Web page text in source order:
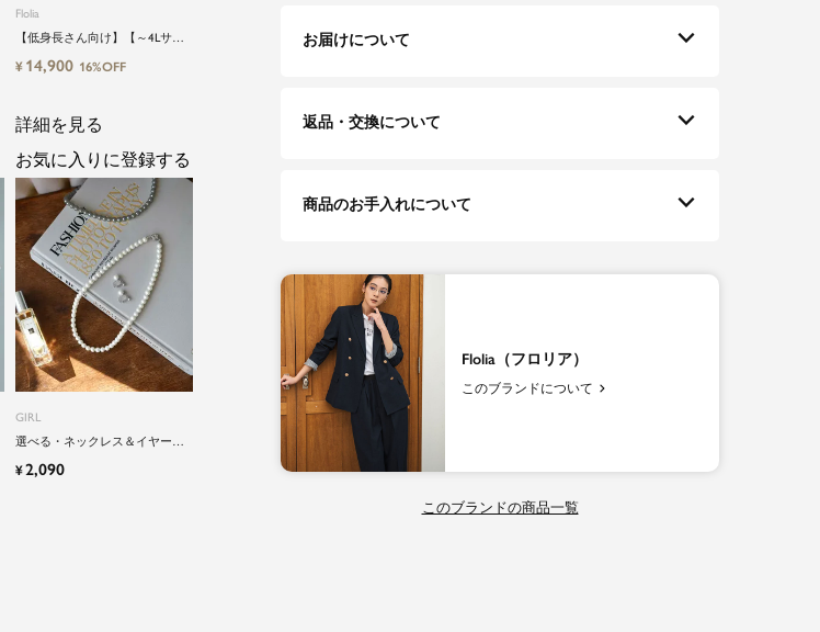
Flolia
【低身長さん向け】【～4Lサイ
ズ】洗えるブラックフォーマル
スーツ2点セット
¥ 14,900 16%OFF
GIRL
選べる・ネックレス＆イヤーア
クセサリーのパールアクセサリ
ーセット
¥2,090
詳細を見る
お気に入りに登録する
お届けについて
返品・交換について
商品のお手入れについて
Flolia（フロリア）
このブランドについて
このブランドの商品一覧